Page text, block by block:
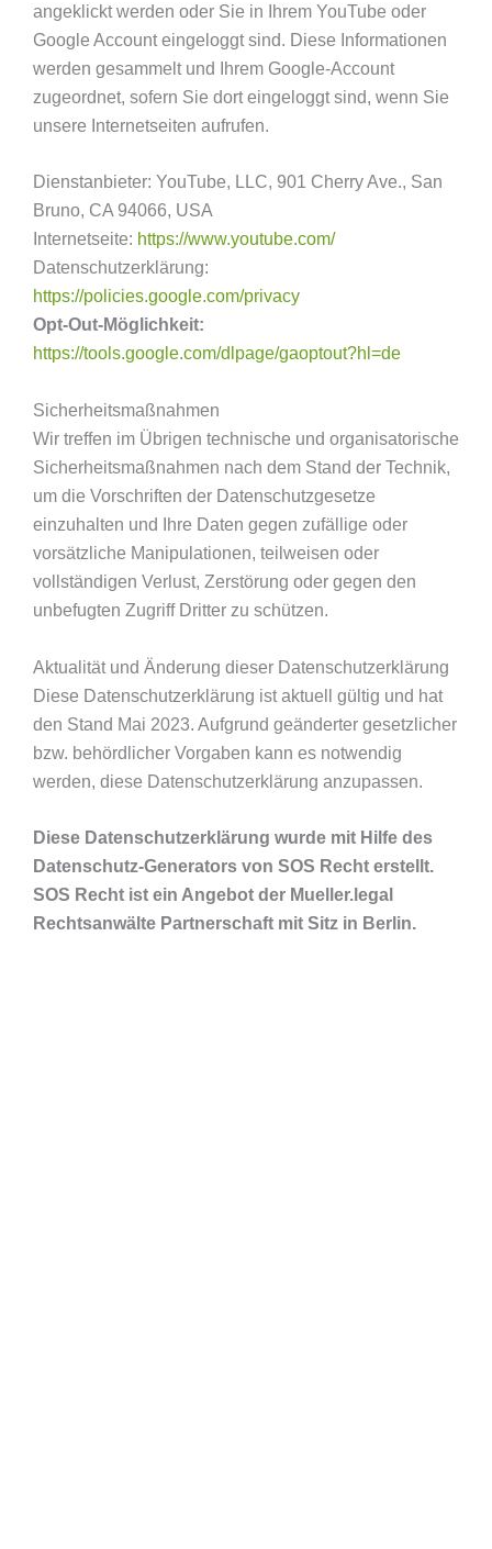
angeklickt werden oder Sie in Ihrem YouTube oder
Google Account eingeloggt sind. Diese Informationen
werden gesammelt und Ihrem Google-Account
zugeordnet, sofern Sie dort eingeloggt sind, wenn Sie
unsere Internetseiten aufrufen.
Dienstanbieter: YouTube, LLC, 901 Cherry Ave., San
Bruno, CA 94066, USA
Internetseite: https://www.youtube.com/
Datenschutzerklärung:
https://policies.google.com/privacy
Opt-Out-Möglichkeit:
https://tools.google.com/dlpage/gaoptout?hl=de
Sicherheitsmaßnahmen
Wir treffen im Übrigen technische und organisatorische
Sicherheitsmaßnahmen nach dem Stand der Technik,
um die Vorschriften der Datenschutzgesetze
einzuhalten und Ihre Daten gegen zufällige oder
vorsätzliche Manipulationen, teilweisen oder
vollständigen Verlust, Zerstörung oder gegen den
unbefugten Zugriff Dritter zu schützen.
Aktualität und Änderung dieser Datenschutzerklärung
Diese Datenschutzerklärung ist aktuell gültig und hat
den Stand Mai 2023. Aufgrund geänderter gesetzlicher
bzw. behördlicher Vorgaben kann es notwendig
werden, diese Datenschutzerklärung anzupassen.
Diese Datenschutzerklärung wurde mit Hilfe des
Datenschutz-Generators von SOS Recht erstellt.
SOS Recht ist ein Angebot der Mueller.legal
Rechtsanwälte Partnerschaft mit Sitz in Berlin.